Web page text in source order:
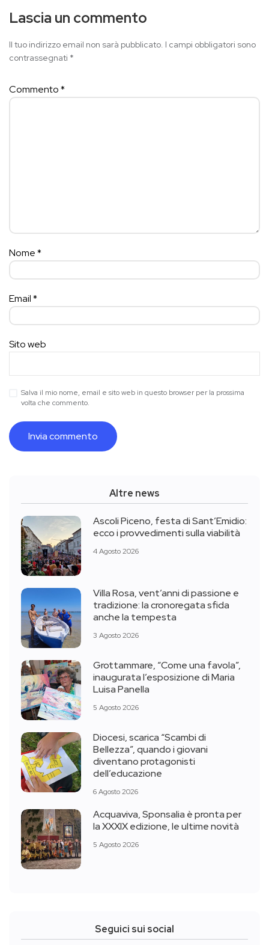
Lascia un commento
Il tuo indirizzo email non sarà pubblicato. I campi obbligatori sono
contrassegnati *
Commento*
Nome*
Email*
Sito web
Salva il mio nome, email e sito web in questo browser per la prossima
volta che commento.
Altre news
Ascoli Piceno, festa di Sant’Emidio:
ecco i provvedimenti sulla viabilità
4 Agosto 2026
Villa Rosa, vent’anni di passione e
tradizione: la cronoregata sfida
anche la tempesta
3 Agosto 2026
Grottammare, “Come una favola”,
inaugurata l’esposizione di Maria
Luisa Panella
5 Agosto 2026
Diocesi, scarica “Scambi di
Bellezza”, quando i giovani
diventano protagonisti
dell’educazione
6 Agosto 2026
Acquaviva, Sponsalia è pronta per
la XXXIX edizione, le ultime novità
5 Agosto 2026
Seguici sui social